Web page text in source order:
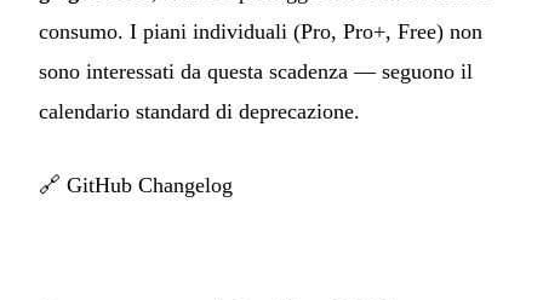
consumo. I piani individuali (Pro, Pro+, Free) non
sono interessati da questa scadenza — seguono il
calendario standard di deprecazione.
🔗 GitHub Changelog